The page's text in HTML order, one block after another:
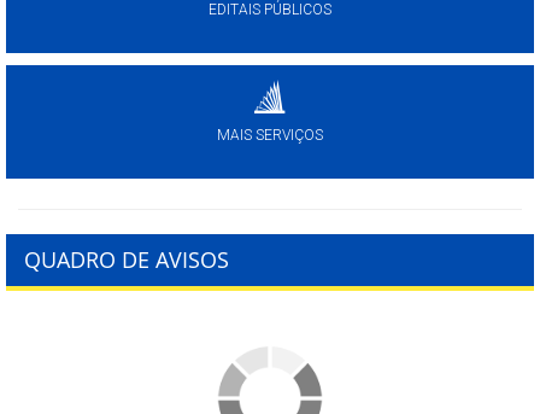
EDITAIS PÚBLICOS
MAIS SERVIÇOS
QUADRO DE AVISOS